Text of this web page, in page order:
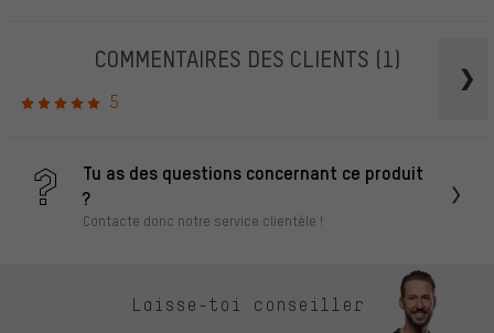
COMMENTAIRES DES CLIENTS (1)
5
Tu as des questions concernant ce produit
?
Contacte donc notre service clientèle !
Laisse-toi conseiller